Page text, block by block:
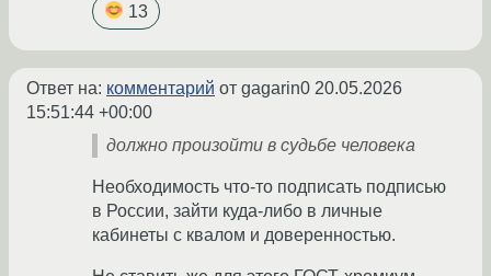
13
Ответ на: комментарий от gagarin0 20.05.2026
15:51:44 +00:00
должно произойти в судьбе человека
Необходимость что-то подписать подписью
в России, зайти куда-либо в личные
кабинеты с квалом и доверенностью.